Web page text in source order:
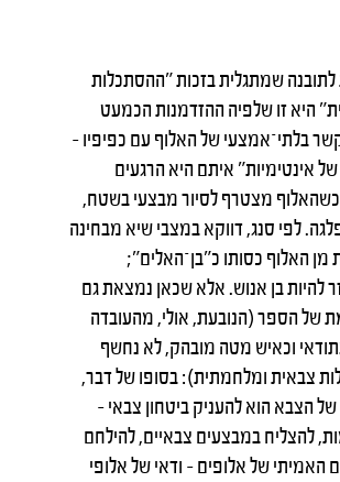
לתובנה שמתגלית בזכות "ההסתכלות
היא זו שלפיה ההזדמנות הכמעט
בלתי־אמצעי של האלוף עם כפיפיו –
של אינטימיות" איתם היא הרגעים
מצטרף לסיור מבצעי בשטח,
לפי סנג, דווקא במצבי שיא מבחינה
מן האלוף כסותו כ"בן־האלים";
להיות בן אנוש. אלא שכאן נמצאת גם
של הספר (הנובעת, אולי, מהעובדה
וכאיש מטה מובהק, לא נחשף
צבאית ומלחמתית): בסופו של דבר,
של הצבא הוא להעניק ביטחון צבאי –
להצליח במבצעים צבאיים, להילחם
האמיתי של אלופים – ודאי של אלופי